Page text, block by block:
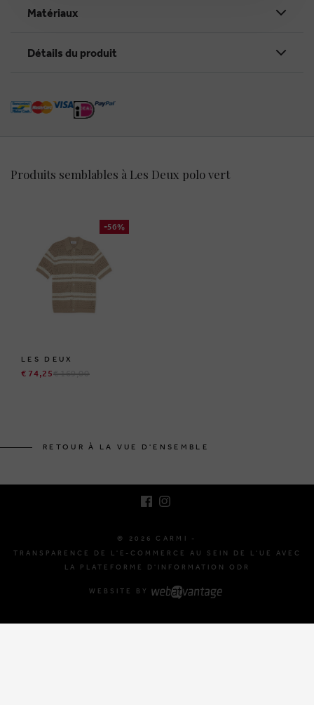
Matériaux
Détails du produit
Produits semblables à Les Deux polo vert
-56%
LES DEUX
€ 74,25€ 169,00
RETOUR À LA VUE D'ENSEMBLE
© 2026 CARMI -
TRANSPARENCE DE L'E-COMMERCE AU SEIN DE L'UE AVEC
LA PLATEFORME D'INFORMATION ODR
WEBSITE BY